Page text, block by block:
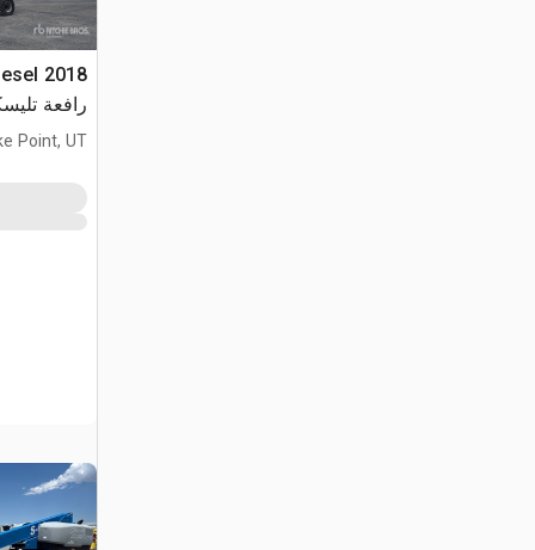
رافعة
Point, UT